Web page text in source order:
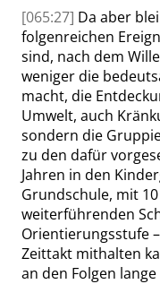
[065:27] Da aber
folgenreichen
sind, nach dem
weniger die
macht, die
Umwelt, auch
sondern die
zu den dafür
Jahren in den
Grundschule, mit
weiterführenden
Orientierungsstufe –
Zeittakt mithalten
an den Folgen